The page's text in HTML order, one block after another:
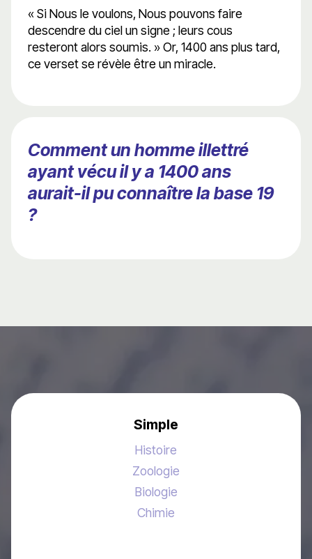
« Si Nous le voulons, Nous pouvons faire
descendre du ciel un signe ; leurs cous
resteront alors soumis. » Or, 1400 ans plus tard,
ce verset se révèle être un miracle.
Comment un homme illettré
ayant vécu il y a 1400 ans
aurait-il pu connaître la base 19
?
Simple
Histoire
Zoologie
Biologie
Chimie